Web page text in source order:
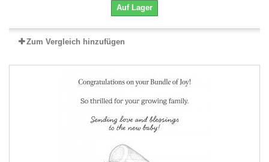
Auf Lager
Zum Vergleich hinzufügen